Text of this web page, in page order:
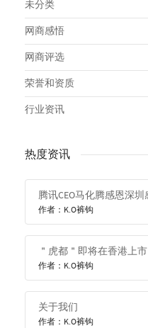
未分类
网商感悟
网商评选
荣誉和资质
行业资讯
热度资讯
作者：K.O裤钩
＂虎都＂即将在香港上市
作者：K.O裤钩
关于我们
作者：K.O裤钩